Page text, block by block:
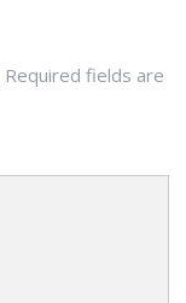
Required fields are